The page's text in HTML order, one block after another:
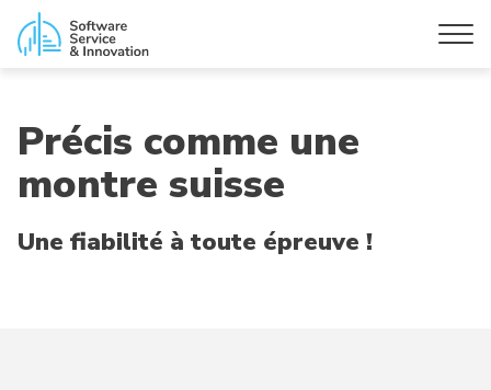
Précis comme une
montre suisse
Une fiabilité à toute épreuve !